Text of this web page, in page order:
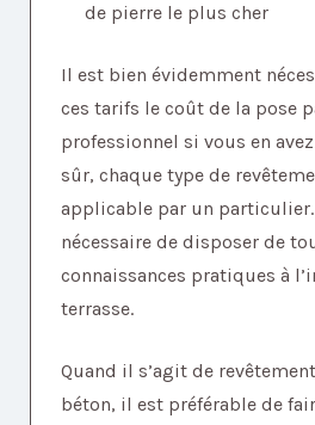
de pierre le plus cher
Il est bien évidemment
ces tarifs le coût de la pose
professionnel si vous en
sûr, chaque type de
applicable par un
nécessaire de disposer de
connaissances pratiques à
terrasse.
Quand il s’agit de
béton, il est préférable de